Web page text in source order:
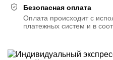
Безопасная оплата
Оплата происходит с
платежных систем и в